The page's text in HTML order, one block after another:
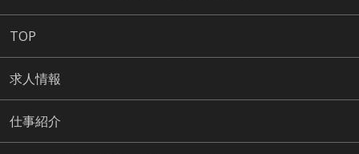
TOP
求人情報
仕事紹介